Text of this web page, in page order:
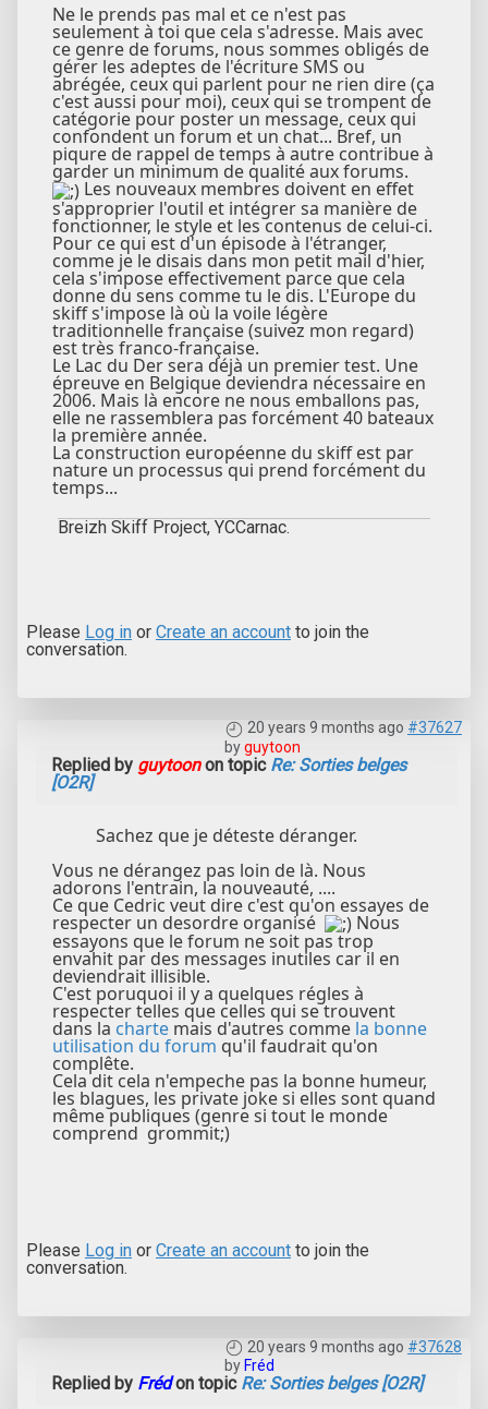
Ne le prends pas mal et ce n'est pas
seulement à toi que cela s'adresse. Mais avec
ce genre de forums, nous sommes obligés de
gérer les adeptes de l'écriture SMS ou
abrégée, ceux qui parlent pour ne rien dire (ça
c'est aussi pour moi), ceux qui se trompent de
catégorie pour poster un message, ceux qui
confondent un forum et un chat... Bref, un
piqure de rappel de temps à autre contribue à
garder un minimum de qualité aux forums.
Les nouveaux membres doivent en effet
s'approprier l'outil et intégrer sa manière de
fonctionner, le style et les contenus de celui-ci.
Pour ce qui est d'un épisode à l'étranger,
comme je le disais dans mon petit mail d'hier,
cela s'impose effectivement parce que cela
donne du sens comme tu le dis. L'Europe du
skiff s'impose là où la voile légère
traditionnelle française (suivez mon regard)
est très franco-française.
Le Lac du Der sera déjà un premier test. Une
épreuve en Belgique deviendra nécessaire en
2006. Mais là encore ne nous emballons pas,
elle ne rassemblera pas forcément 40 bateaux
la première année.
La construction européenne du skiff est par
nature un processus qui prend forcément du
temps...
Breizh Skiff Project, YCCarnac.
Please Log in or Create an account to join the
conversation.
20 years 9 months ago #37627
byguytoon
Replied by guytoonon topic Re: Sorties belges
[O2R]
Sachez que je déteste déranger.
Vous ne dérangez pas loin de là. Nous
adorons l'entrain, la nouveauté, ....
Ce que Cedric veut dire c'est qu'on essayes de
respecter un desordre organisé
Nous
essayons que le forum ne soit pas trop
envahit par des messages inutiles car il en
deviendrait illisible.
C'est poruquoi il y a quelques régles à
respecter telles que celles qui se trouvent
dans la charte mais d'autres comme la bonne
utilisation du forum qu'il faudrait qu'on
complête.
Cela dit cela n'empeche pas la bonne humeur,
les blagues, les private joke si elles sont quand
même publiques (genre si tout le monde
comprend grommit;)
Please Log in or Create an account to join the
conversation.
20 years 9 months ago #37628
by Fréd
Replied by Frédon topic Re: Sorties belges [O2R]